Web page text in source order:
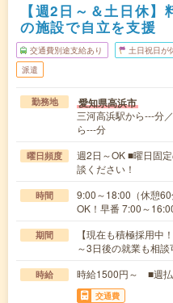
【週2日～＆土日休
の施設で自立を支援
交通費別途支給あり 土日祝日が
派遣
勤務地 愛知県高浜市
三河高浜駅から---分
ら---分
曜日頻度
週2日～OK ■曜日固
談ください！
時間
9:00～18:00（休憩
OK！早番 7:00～
期間
【現在も積極採用
～3日後の就業も相談
時給 時給1500円～ ■週
交通費